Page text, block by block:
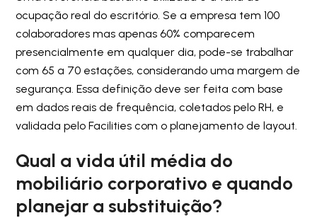
ocupação real do escritório. Se a empresa tem 100
colaboradores mas apenas 60% comparecem
presencialmente em qualquer dia, pode-se trabalhar
com 65 a 70 estações, considerando uma margem de
segurança. Essa definição deve ser feita com base
em dados reais de frequência, coletados pelo RH, e
validada pelo Facilities com o planejamento de layout.
Qual a vida útil média do
mobiliário corporativo e quando
planejar a substituição?